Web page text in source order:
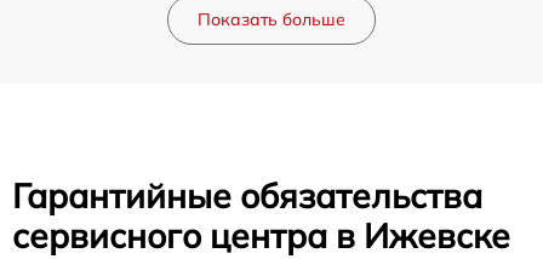
Показать больше
Гарантийные обязательства
сервисного центра в Ижевске